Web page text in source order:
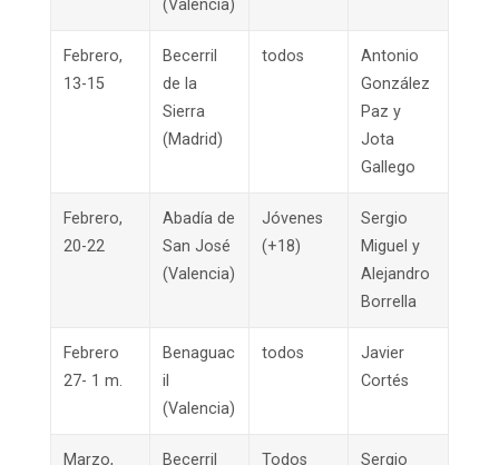
(Valencia)
Febrero,
13-15
Becerril
de la
Sierra
(Madrid)
todos
Antonio
González
Paz y
Jota
Gallego
Febrero,
20-22
Abadía de
San José
(Valencia)
Jóvenes
(+18)
Sergio
Miguel y
Alejandro
Borrella
Febrero
27- 1 m.
Benaguac
il
(Valencia)
todos
Javier
Cortés
Marzo, Becerril Todos Sergio